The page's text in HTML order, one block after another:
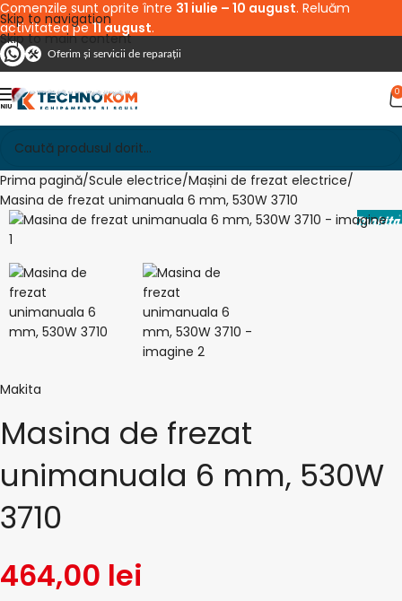
Skip to navigation
Skip to main content
Oferim și servicii de reparații
0
Prima pagină Scule electrice Mașini de frezat electrice
Masina de frezat unimanuala 6 mm, 530W 3710
Makita
Masina de frezat
unimanuala 6 mm, 530W
3710
464,00 lei
Comenzile sunt oprite între 31 iulie – 10 august. Reluăm
activitatea pe11 august.